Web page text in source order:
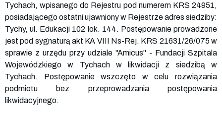
Tychach, wpisanego do Rejestru pod numerem KRS 24951,
posiadającego ostatni ujawniony w Rejestrze adres siedziby:
Tychy, ul. Edukacji 102 lok. 144. Postępowanie prowadzone
jest pod sygnaturą akt KA VIII Ns-Rej. KRS 21631/26/075 w
sprawie z urzędu przy udziale "Amicus" - Fundacji Szpitala
Wojewódzkiego w Tychach w likwidacji z siedzibą w
Tychach. Postępowanie wszczęto w celu rozwiązania
podmiotu bez przeprowadzania postępowania
likwidacyjnego.